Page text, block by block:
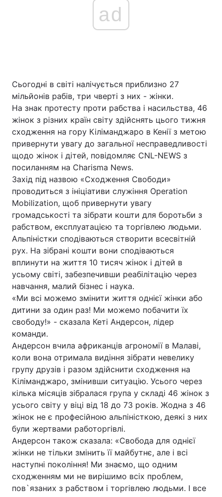
ad
Сьогодні в світі налічується приблизно 27
мільйонів рабів, три чверті з них - жінки.
На знак протесту проти рабства і насильства, 46
жінок з різних країн світу здійснять цього тижня
сходження на гору Кіліманджаро в Кенії з метою
привернути увагу до загальної несправедливості
щодо жінок і дітей, повідомляє CNL-NEWS з
посиланням на Charisma News.
Захід під назвою «Сходження Свободи»
проводиться з ініціативи служіння Operation
Mobilization, щоб привернути увагу
громадськості та зібрати кошти для боротьби з
рабством, експлуатацією та торгівлею людьми.
Альпіністки сподіваються створити всесвітній
рух. На зібрані кошти вони сподіваються
вплинути на життя 10 тисяч жінок і дітей в
усьому світі, забезпечивши реабілітацію через
навчання, малий бізнес і наука.
«Ми всі можемо змінити життя однієї жінки або
дитини за один раз! Ми можемо побачити їх
свободу!» - сказала Кеті Андерсон, лідер
команди.
Андерсон вчила африканців агрономії в Малаві,
коли вона отримала видіння зібрати невелику
групу друзів і разом здійснити сходження на
Кіліманджаро, змінивши ситуацію. Усього через
кілька місяців зібралася група у складі 46 жінок з
усього світу у віці від 18 до 73 років. Жодна з 46
жінок не є професійною альпіністкою, деякі з них
були жертвами работоргівлі.
Андерсон також сказала: «Свобода для однієї
жінки не тільки змінить її майбутнє, але і всі
наступні покоління! Ми знаємо, що одним
сходженням ми не вирішимо всіх проблем,
пов`язаних з рабством і торгівлею людьми. І все